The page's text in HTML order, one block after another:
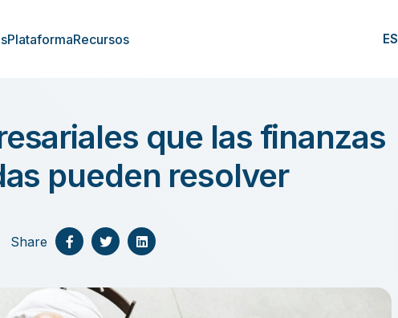
PlataformaRecursos ES
que las finanzas
pueden resolver
Share